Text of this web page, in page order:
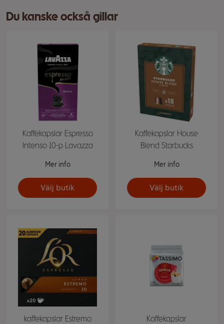
Du kanske också gillar
Kaffekapslar Espresso
Intenso 10-p Lavazza
Mer info
Välj butik
Kaffekapslar House
Blend Starbucks
Mer info
Välj butik
kaffekapslar Estremo
Kaffekapslar